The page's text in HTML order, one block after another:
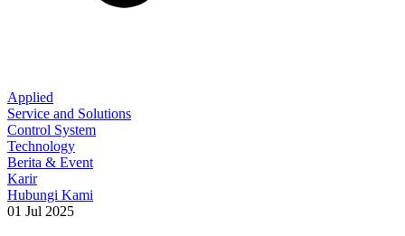
Applied
Service and Solutions
Control System
Technology
Berita & Event
Karir
Hubungi Kami
01 Jul 2025